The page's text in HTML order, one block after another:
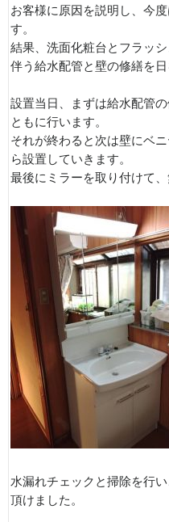
お客様に原因を説明し、今
す。
結果、洗面化粧台とフラッ
伴う給水配管と壁の修繕を
設置当日、まずは給水配管
ともに行います。
それが終わると次は壁にベ
ら設置していきます。
最後にミラーを取り付けて、
水漏れチェックと掃除を行
頂けました。